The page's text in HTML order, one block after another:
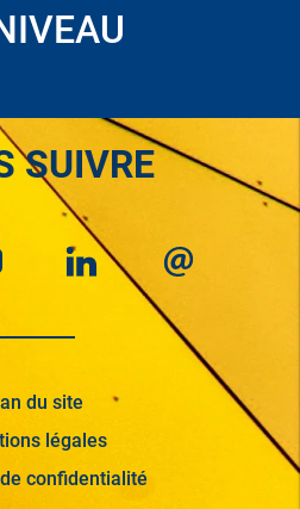
SUIVRE
du site
légales
confidentialité